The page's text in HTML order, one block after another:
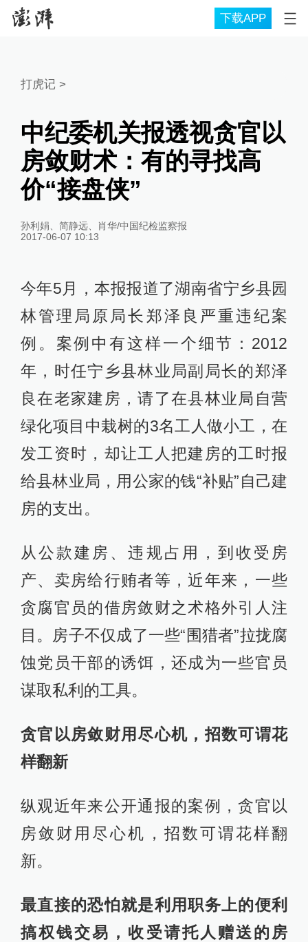
下载APP
打虎记>
中纪委机关报透视贪官以
房敛财术：有的寻找高
价“接盘侠”
孙利娟、简静远、肖华/中国纪检监察报
2017-06-07 10:13
今年5月，本报报道了湖南省宁乡县园
林管理局原局长郑泽良严重违纪案
例。案例中有这样一个细节：2012
年，时任宁乡县林业局副局长的郑泽
良在老家建房，请了在县林业局自营
绿化项目中栽树的3名工人做小工，在
发工资时，却让工人把建房的工时报
给县林业局，用公家的钱“补贴”自己建
房的支出。
从公款建房、违规占用，到收受房
产、卖房给行贿者等，近年来，一些
贪腐官员的借房敛财之术格外引人注
目。房子不仅成了一些“围猎者”拉拢腐
蚀党员干部的诱饵，还成为一些官员
谋取私利的工具。
贪官以房敛财用尽心机，招数可谓花
样翻新
纵观近年来公开通报的案例，贪官以
房敛财用尽心机，招数可谓花样翻
新。
最直接的恐怕就是利用职务上的便利
搞权钱交易，收受请托人赠送的房